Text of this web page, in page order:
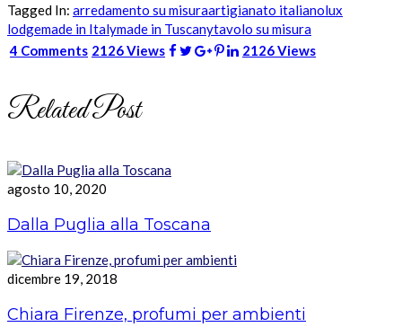
Tagged In: arredamento su misuraartigianato italianolux
lodgemade in Italymade in Tuscanytavolo su misura
4 Comments 2126 Views 2126 Views
Related Post
agosto 10, 2020
Dalla Puglia alla Toscana
dicembre 19, 2018
Chiara Firenze, profumi per ambienti